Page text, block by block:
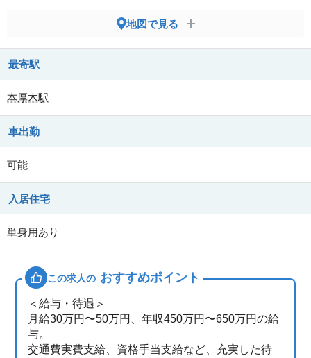
地図で見る
最寄駅
本厚木駅
車出勤
可能
入居住宅
単身用あり
この求人の おすすめポイント
＜給与・待遇＞
月給30万円〜50万円、年収450万円〜650万円の給
与。
交通費実費支給、資格手当支給など、充実した待